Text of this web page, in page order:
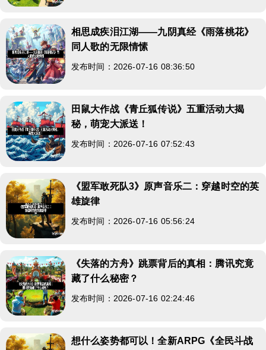
相思成疾泪江湖——九阴真经《雨落桃花》
同人歌的无限情愫
发布时间：2026-07-16 08:36:50
田鼠大作战《青丘狐传说》五重活动大揭
秘，萌宠大派送！
发布时间：2026-07-16 07:52:43
《盟军敢死队3》原声音乐二：穿越时空的英
雄旋律
发布时间：2026-07-16 05:56:24
《失落的方舟》跳票背后的真相：腾讯究竟
藏了什么秘密？
发布时间：2026-07-16 02:24:46
想什么姿势都可以！全新ARPG《全民斗战